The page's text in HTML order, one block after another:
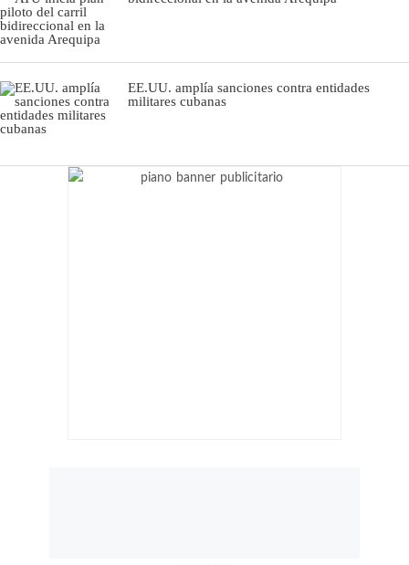
EE.UU. amplía sanciones contra entidades
militares cubanas